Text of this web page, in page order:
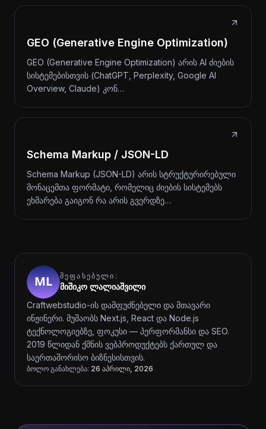
GEO (Generative Engine Optimization)
GEO (Generative Engine Optimization) არის AI ძიების
სისტემებისთვის (ChatGPT, Perplexity, Google AI
Overview, Claude) კონ…
Schema Markup / JSON-LD
Schema Markup (JSON-LD) არის სტრუქტურირებული
მონაცემთა ფორმატი, რომელიც ძიების სისტემებს
ეხმარება გაიგონ რა არის გვერდზე…
ᲨᲔᲤᲐᲡᲔᲑᲣᲚᲘ:
მიშიკო ლალიაშვილი
Craftwebstudio-ის დამფუძნებელი და მთავარი
ინჟინერი. მუშაობს Next.js, React და Node.js
ტექნოლოგიებზე, ფოკუსი — პერფორმანსი და SEO.
2019 წლიდან ქმნის ვებპროდუქტებს ქართულ და
საერთაშორისო ბიზნესისთვის.
ბოლო განახლება: 26 აპრილი, 2026